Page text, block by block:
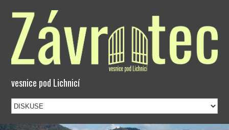
vesnice pod Lichnicí